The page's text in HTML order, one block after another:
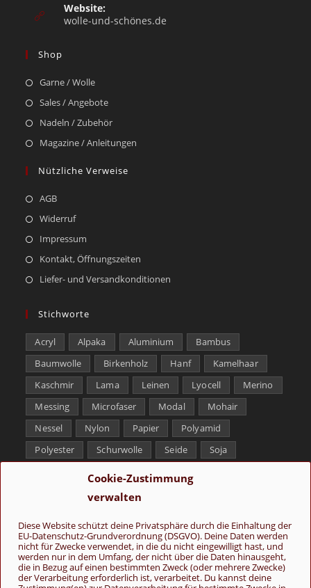
Cookie-Zustimmung
verwalten
Diese Website schützt deine Privatsphäre durch die Einhaltung der
EU-Datenschutz-Grundverordnung (DSGVO). Deine Daten werden
nicht für Zwecke verwendet, in die du nicht eingewilligt hast, und
werden nur in dem Umfang, der nicht über die Daten hinausgeht,
die in Bezug auf einen bestimmten Zweck (oder mehrere Zwecke)
der Verarbeitung erforderlich ist, verarbeitet. Du kannst deine
Website:
wolle-und-schönes.de
Shop
Garne / Wolle
Sales / Angebote
Nadeln / Zubehör
Magazine / Anleitungen
Nützliche Verweise
AGB
Widerruf
Impressum
Kontakt, Öffnungszeiten
Liefer- und Versandkonditionen
Stichworte
Acryl Alpaka Aluminium
Bambus
Baumwolle
Birkenholz Hanf
Kamelhaar
Kaschmir
Lama Leinen Lyocell
Merino
Messing
Microfaser Modal
Mohair
Nessel
Nylon Papier
Polyamid
Polyester
Schurwolle Seide
Soja
Tencel
Yak
Folge uns